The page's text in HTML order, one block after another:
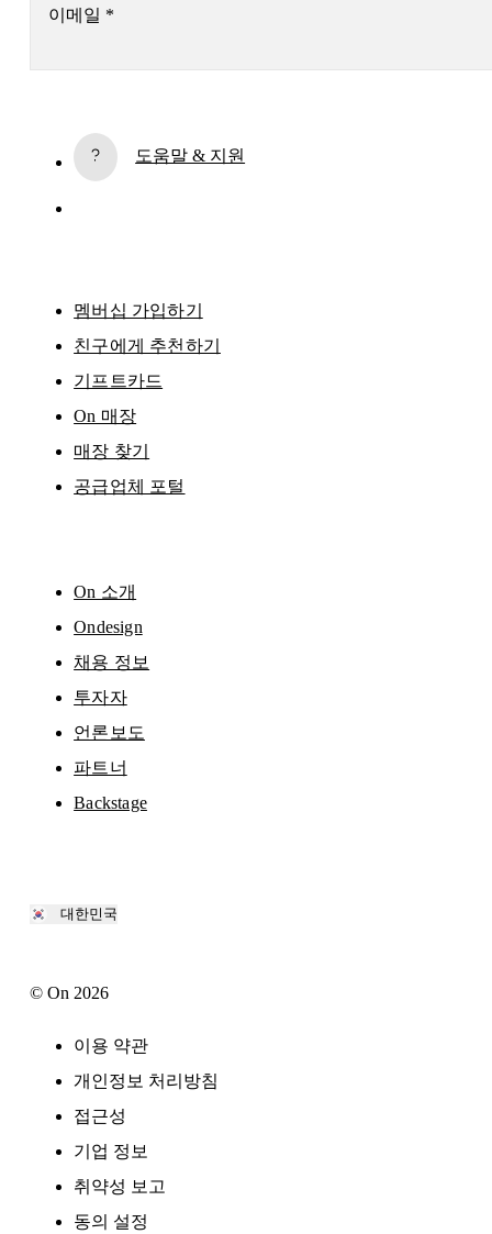
이메일 *
계속하면 On 개인정보 처리방침에 동의하시게 됩니다. 고객님의 개인 데이터가 On
에 전달되면 이메일을 통해 On 제품 관련 소식과 설문조사를 보내드립니다. 데이터의
리와 통계적 분석은 On의 서비스 제공업체인 Sailthru 및 Braze(미국)에서 이루어집
용은 On 그룹 개인정보 처리방침
도움말 & 지원
멤버십 가입하기
친구에게 추천하기
기프트카드
On 매장
매장 찾기
공급업체 포털
On 소개
Ondesign
채용 정보
투자자
언론보도
파트너
Backstage
대한민국
© On 2026
이용 약관
개인정보 처리방침
접근성
기업 정보
취약성 보고
동의 설정